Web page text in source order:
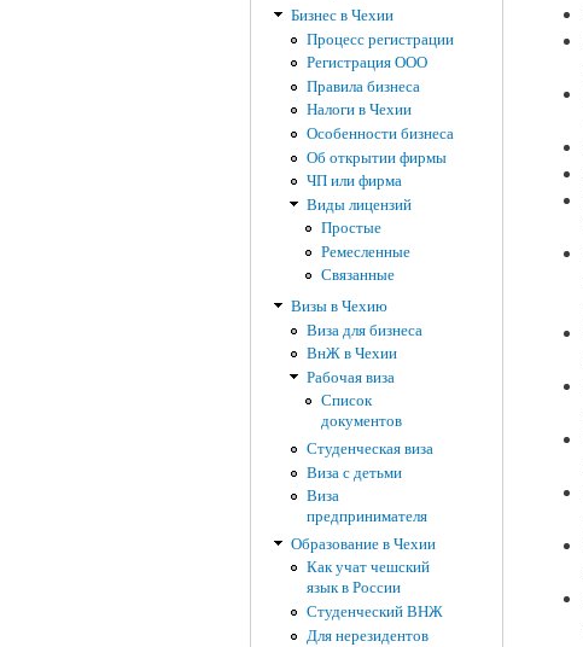
Бизнес в Чехии
Процесс регистрации
Регистрация ООО
Правила бизнеса
Налоги в Чехии
Особенности бизнеса
Об открытии фирмы
ЧП или фирма
Виды лицензий
Простые
Ремесленные
Связанные
Визы в Чехию
Виза для бизнеса
ВнЖ в Чехии
Рабочая виза
Список
документов
Студенческая виза
Виза с детьми
Виза
предпринимателя
Образование в Чехии
Как учат чешский
язык в России
Студенческий ВНЖ
Для нерезидентов